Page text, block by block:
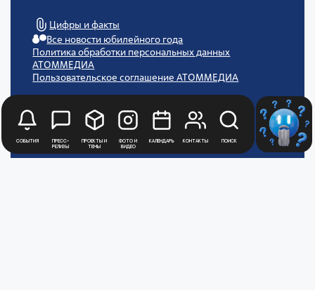
События
Пресс-
релизы
Проекты и
темы
Фото и
видео
Календарь Контакты Поиск
Цифры и факты
Все новости юбилейного года
Политика обработки персональных данных
АТОММЕДИА
Пользовательское соглашение АТОММЕДИА